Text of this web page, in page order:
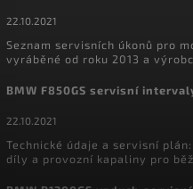
22.10.2021
Seznam servisních úkonů pro
vyráběné od roku 2013 a
BMW F850GS servisní
22.10.2021
Technické údaje a servisní
díly a provozní kapaliny pro